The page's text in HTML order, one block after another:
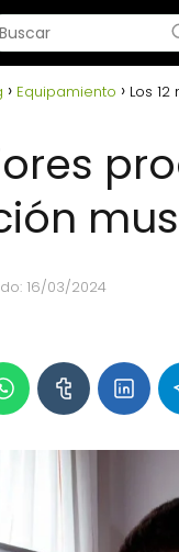
Equipamiento
Los
16/03/2024